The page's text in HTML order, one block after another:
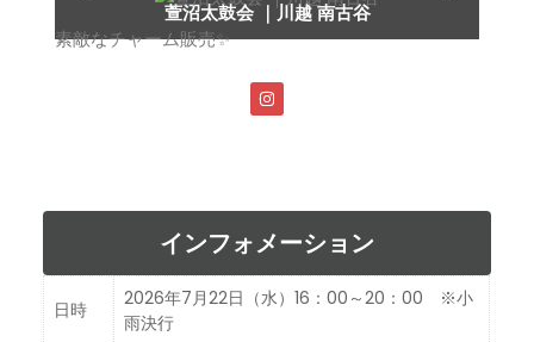
萱沼太鼓会 ｜川越 南古谷
素敵なチャーム販売✨
インフォメーション
日時
2026年7月22日（水）16：00～20：00 ※小
雨決行